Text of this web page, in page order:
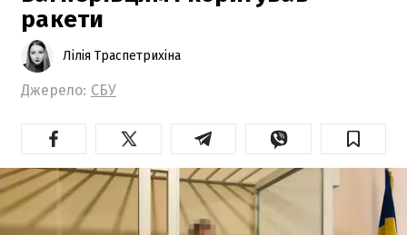
ракети
Лілія Траспетрихіна
Джерело: СБУ